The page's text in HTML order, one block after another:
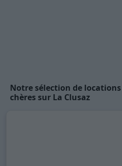
Notre sélection de
chères sur La Clusaz